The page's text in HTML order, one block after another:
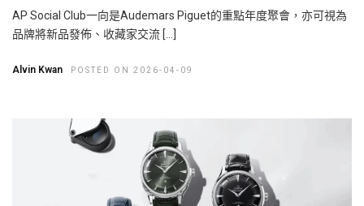
AP Social Club一向是Audemars Piguet的重點年度聚會，亦可視為
品牌將新品發佈、收藏家交流 […]
Alvin Kwan POSTED ON 2026-04-09